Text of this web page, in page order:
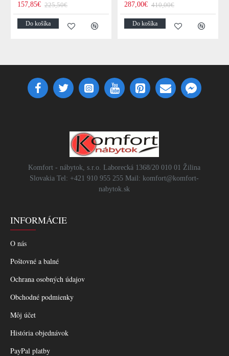
157,85€ 225,50€
Do košíka
287,00€ 410,00€
Do košíka
Komfort - nábytok, s.r.o. Laborecká 1368/20 010 01 Žilina
Slovakia Tel: +421 910 955 255 Mail: komfort@komfort-
nabytok.sk
INFORMÁCIE
O nás
Poštovné a balné
Ochrana osobných údajov
Obchodné podmienky
Môj účet
História objednávok
PayPal platby